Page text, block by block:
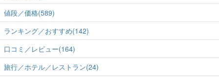
値段／価格(589)
ランキング／おすすめ(142)
口コミ／レビュー(164)
旅行／ホテル／レストラン(24)